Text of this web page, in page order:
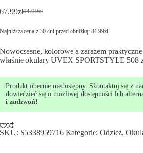
84.99zł
67.99zł
Najniższa cena z 30 dni przed obniżką: 84.99zł.
Nowoczesne, kolorowe a zarazem praktyczne
właśnie okulary UVEX SPORTSTYLE 508
Produkt obecnie niedostępny. Skontaktuj się z
dowiedzieć się o możliwej dostępności lub
i zadzwoń!
SKU: S5338959716 Kategorie: Odzież,